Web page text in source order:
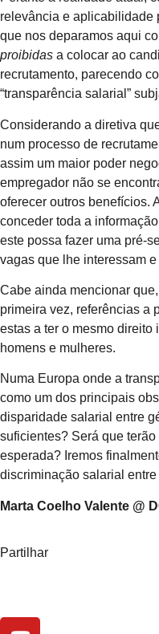
relevância e aplicabilidade
que nos deparamos aqui
proibidas a colocar ao
recrutamento, parecendo
“transparência salarial”
Considerando a diretiva
num processo de
assim um maior poder
empregador não se
oferecer outros benefícios.
conceder toda a
este possa fazer uma pré-
vagas que lhe interessam
Cabe ainda mencionar
primeira vez, referências a
estas a ter o mesmo
homens e mulheres.
Numa Europa onde a
como um dos principais
disparidade salarial entre
suficientes? Será que
esperada? Iremos
discriminação salarial
Marta Coelho Valente @
Partilhar